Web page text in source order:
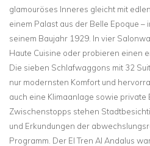
glamouröses Inneres gleicht mit
einem Palast aus der Belle Epoque –
seinem Baujahr 1929. In vier
Haute Cuisine oder probieren einen
Die sieben Schlafwaggons mit 32
nur modernsten Komfort und
auch eine Klimaanlage sowie
Zwischenstopps stehen
und Erkundungen der
Programm. Der El Tren Al Andalus